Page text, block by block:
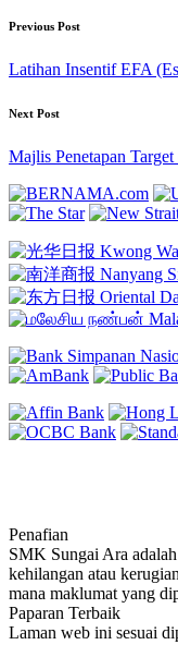
Post
navigation
Previous Post
Latihan Insentif EFA
Next Post
Majlis Penetapan
Penafian
SMK Sungai Ara
kehilangan atau
mana maklumat yang
Paparan Terbaik
Laman web ini sesuai